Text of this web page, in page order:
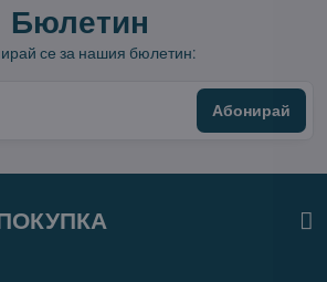
Бюлетин
се за нашия бюлетин:
Абонирай